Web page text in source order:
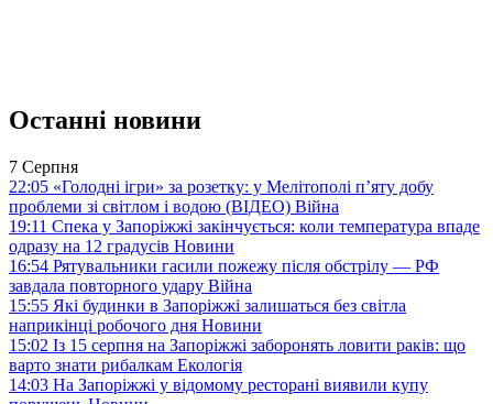
Останні новини
7 Серпня
22:05 «Голодні ігри» за розетку: у Мелітополі п’яту добу
проблеми зі світлом і водою (ВІДЕО) Війна
19:11 Спека у Запоріжжі закінчується: коли температура впаде
одразу на 12 градусів Новини
16:54 Рятувальники гасили пожежу після обстрілу — РФ
завдала повторного удару Війна
15:55 Які будинки в Запоріжжі залишаться без світла
наприкінці робочого дня Новини
15:02 Із 15 серпня на Запоріжжі заборонять ловити раків: що
варто знати рибалкам Екологія
14:03 На Запоріжжі у відомому ресторані виявили купу